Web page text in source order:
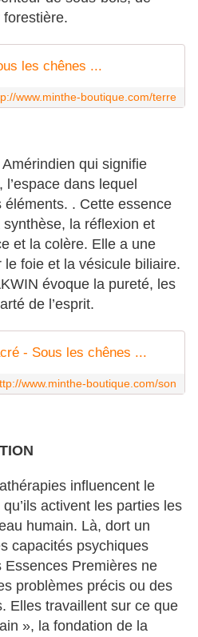
les chênes ...
www.minthe-boutique.com/terre
qui signifie
l’espace dans lequel
. Cette essence
synthèse, la réflexion et
et la colère. Elle a une
foie et la vésicule biliaire.
évoque la pureté, les
de l’esprit.
- Sous les chênes ...
www.minthe-boutique.com/son
influencent le
activent les parties les
humain. Là, dort un
capacités psychiques
Premières ne
problèmes précis ou des
Elles travaillent sur ce que
», la fondation de la